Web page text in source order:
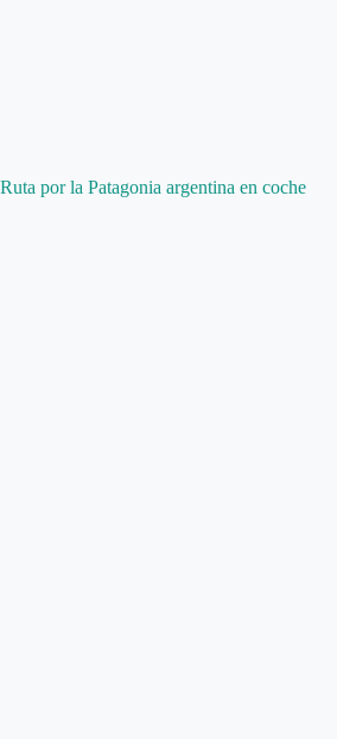
Ruta por la Patagonia argentina en coche